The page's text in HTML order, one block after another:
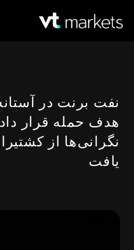
هدف حمله قرار
نگرانی‌ها از
یافت